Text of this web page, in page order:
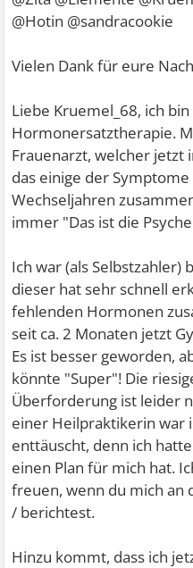
@Hotin @sandracookie
Vielen Dank für eure
Liebe Kruemel_68, ich
Hormonersatztherapie.
Frauenarzt, welcher jetzt
das einige der
Wechseljahren
immer "Das ist die
Ich war (als Selbstzahler)
dieser hat sehr schnell
fehlenden Hormonen
seit ca. 2 Monaten jetzt
Es ist besser geworden,
könnte "Super"! Die
Überforderung ist leider
einer Heilpraktikerin war
enttäuscht, denn ich
einen Plan für mich hat.
freuen, wenn du mich an
/ berichtest.
Hinzu kommt, dass ich